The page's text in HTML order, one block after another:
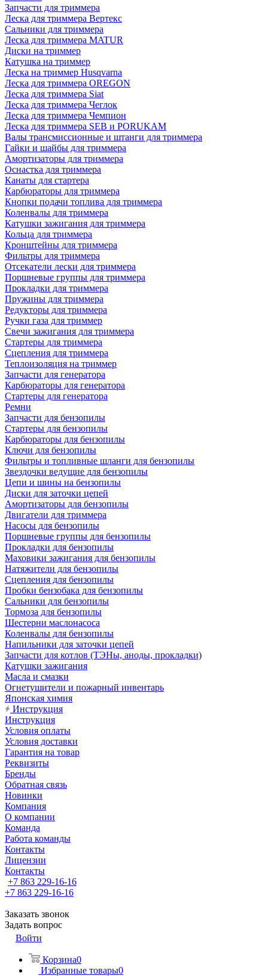
Запчасти для триммера
Леска для триммера Вертекс
Сальники для триммера
Леска для триммера MATUR
Диски на триммер
Катушка на триммер
Леска на триммер Husqvarna
Леска для триммера OREGON
Леска для триммера Siat
Леска для триммера Чеглок
Леска для триммера Чемпион
Леска для триммера SEB и PORUKAM
Валы трансмиссионные и штанги для триммера
Гайки и шайбы для триммера
Амортизаторы для триммера
Оснастка для триммера
Канаты для стартера
Карбюраторы для триммера
Кнопки подачи топлива для триммера
Коленвалы для триммера
Катушки зажигания для триммера
Кольца для триммера
Кронштейны для триммера
Фильтры для триммера
Отсекатели лески для триммера
Поршневые группы для триммера
Прокладки для триммера
Пружины для триммера
Редукторы для триммера
Ручки газа для триммер
Свечи зажигания для триммера
Стартеры для триммера
Сцепления для триммера
Теплоизоляция на триммер
Запчасти для генератора
Карбюраторы для генератора
Стартеры для генератора
Ремни
Запчасти для бензопилы
Стартеры для бензопилы
Карбюраторы для бензопилы
Ключи для бензопилы
Фильтры и топливные шланги для бензопилы
Звездочки ведущие для бензопилы
Цепи и шины на бензопилы
Диски для заточки цепей
Амортизаторы для бензопилы
Двигатели для триммера
Насосы для бензопилы
Поршневые группы для бензопилы
Прокладки для бензопилы
Маховики зажигания для бензопилы
Натяжители для бензопилы
Сцепления для бензопилы
Пробки бензобака для бензопилы
Сальники для бензопилы
Тормоза для бензопилы
Шестерни маслонасоса
Коленвалы для бензопилы
Напильники для заточки цепей
Запчасти для котлов (ТЭНы, аноды, прокладки)
Катушки зажигания
Масла и смазки
Огнетушители и пожарный инвентарь
Японская химия
Инструкция
Инструкция
Условия оплаты
Условия доставки
Гарантия на товар
Реквизиты
Бренды
Обратная связь
Новинки
Компания
О компании
Команда
Работа команды
Контакты
Лицензии
Контакты
+7 863 229-16-16
+7 863 229-16-16
Заказать звонок
Задать вопрос
Войти
Корзина0
Избранные товары0